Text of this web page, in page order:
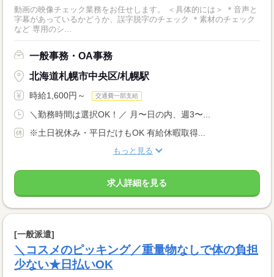
動画の映像チェック業務をお任せします。 ＜具体的には＞ ＊音声と
字幕があっているかどうか、誤字脱字のチェック ＊素材のチェック
など 専用のシ...
一般事務・OA事務
北海道札幌市中央区/札幌駅
時給1,600円～ 交通費一部支給
＼勤務時間は選択OK！／ 月〜日の内、週3〜...
※土日祝休み・平日だけもOK 有給休暇取得...
もっと見る
求人詳細を見る
[一般派遣]
＼コスメのピッキング／重量物なしで体の負担
少ない★日払いOK